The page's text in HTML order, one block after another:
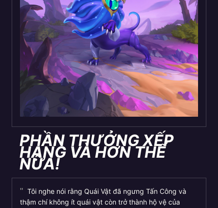
PHẦN THƯỞNG XẾP
HẠNG VÀ HƠN THẾ
NỮA!
Tôi nghe nói rằng Quái Vật đã ngưng Tấn Công và
thậm chí không ít quái vật còn trở thành hộ vệ của